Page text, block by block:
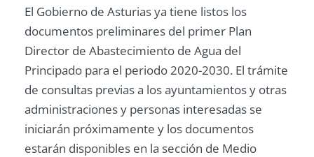
El Gobierno de Asturias ya tiene listos los
documentos preliminares del primer Plan
Director de Abastecimiento de Agua del
Principado para el periodo 2020-2030. El trámite
de consultas previas a los ayuntamientos y otras
administraciones y personas interesadas se
iniciarán próximamente y los documentos
estarán disponibles en la sección de Medio